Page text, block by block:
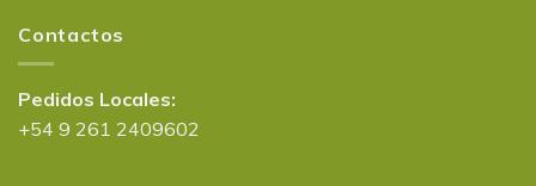
Contactos
Pedidos Locales:
+54 9 261 2409602